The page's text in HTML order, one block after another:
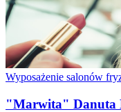
Wyposażenie salonów
"Marwita" Danuta